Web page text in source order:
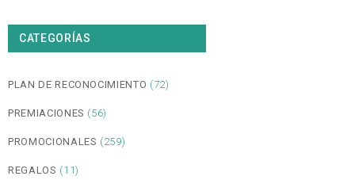
CATEGORÍAS
PLAN DE RECONOCIMIENTO (72)
PREMIACIONES (56)
PROMOCIONALES (259)
REGALOS (11)